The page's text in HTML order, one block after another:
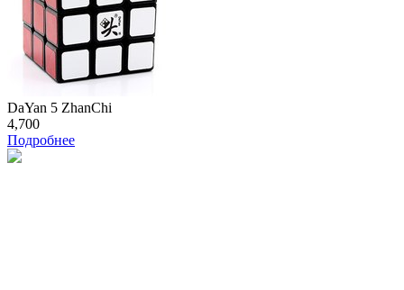
DaYan 5 ZhanChi
4,700
Подробнее